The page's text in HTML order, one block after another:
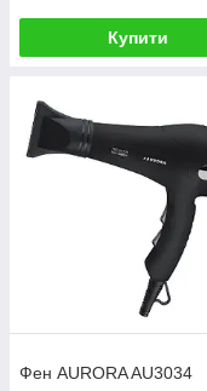
Купити
Фен AURORA AU3034